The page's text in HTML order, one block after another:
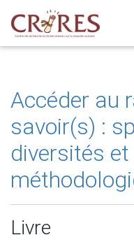
Accéder au
savoir(s) :
diversités
Livre